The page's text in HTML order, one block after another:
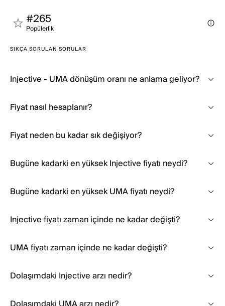
#265
Popülerli̇k
SIKÇA SORULAN SORULAR
Injective - UMA dönüşüm oranı ne anlama geliyor?
Fiyat nasıl hesaplanır?
Fiyat neden bu kadar sık değişiyor?
Bugüne kadarki en yüksek Injective fiyatı neydi?
Bugüne kadarki en yüksek UMA fiyatı neydi?
Injective fiyatı zaman içinde ne kadar değişti?
UMA fiyatı zaman içinde ne kadar değişti?
Dolaşımdaki Injective arzı nedir?